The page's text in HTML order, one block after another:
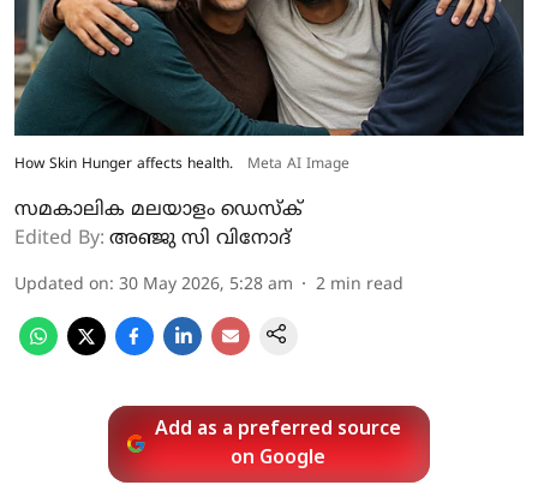
How Skin Hunger affects health. Meta AI Image
സമകാലിക മലയാളം ഡെസ്ക്
Edited By: അഞ്ജു സി വിനോദ്‌
Updated on: 30 May 2026, 5:28 am 2 min read
Add as a preferred source
on Google